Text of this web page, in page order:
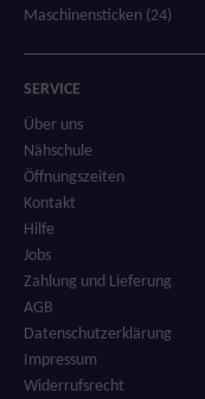
Maschinensticken (24)
SERVICE
Über uns
Nähschule
Öffnungszeiten
Kontakt
Hilfe
Jobs
Zahlung und Lieferung
AGB
Datenschutzerklärung
Impressum
Widerrufsrecht